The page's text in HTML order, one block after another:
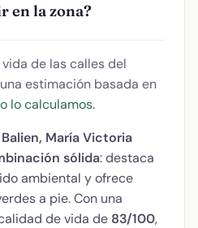
en la zona?
de las calles del
estimación basada en
lo calculamos.
María Victoria
sólida: destaca
ambiental y ofrece
a pie. Con una
de vida de 83/100,